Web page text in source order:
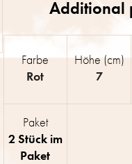
Farbe
Rot
Höhe (cm)
7
Paket
2 Stück im
Paket